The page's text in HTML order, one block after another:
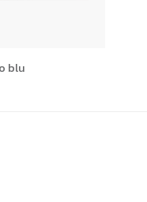
blu